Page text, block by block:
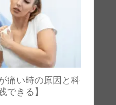
痛い時の原因と科
できる】